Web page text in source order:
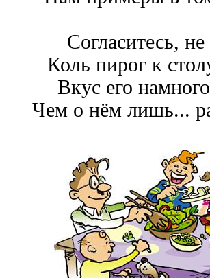
Согласитесь,
Коль пирог к
Вкус его
Чем о нём лишь...